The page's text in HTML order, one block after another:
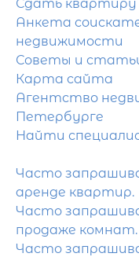
Сдать квартиру
Анкета
недвижимости
Советы и
Карта сайта
Агентство
Петербурге
Найти
Часто
аренде квартир.
Часто
продаже комнат.
Часто